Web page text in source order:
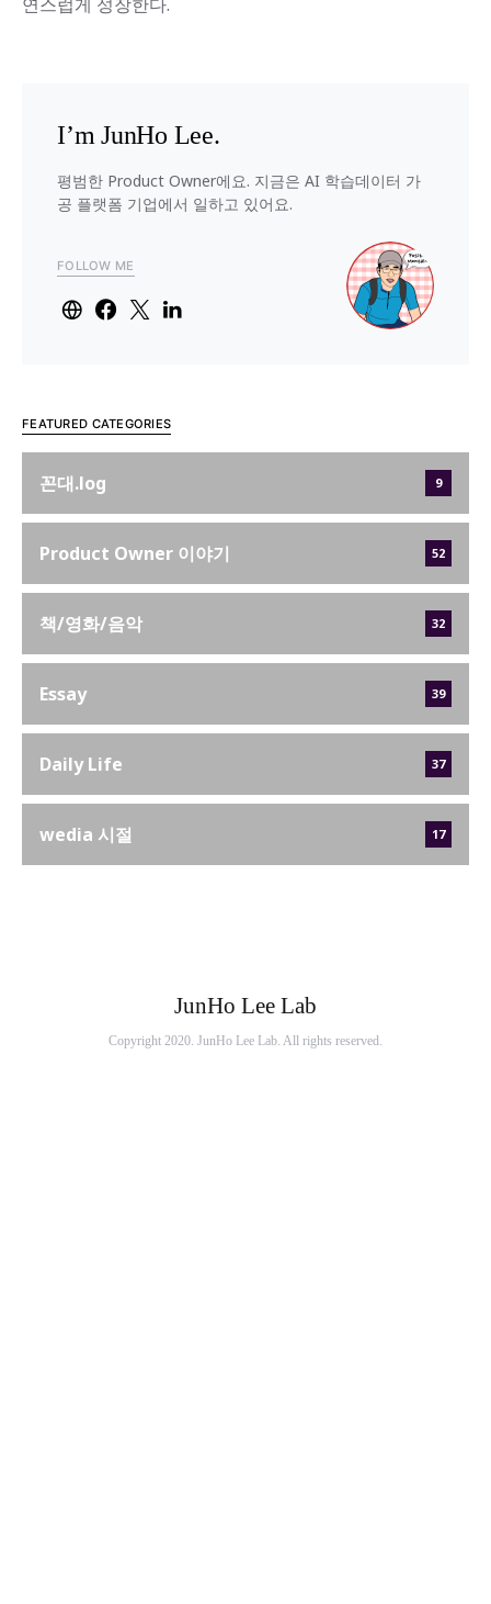
I’m JunHo Lee.
평범한 Product Owner에요. 지금은 AI 학습데이터 가
공 플랫폼 기업에서 일하고 있어요.
FOLLOW ME
FEATURED CATEGORIES
꼰대.log 9
Product Owner 이야기 52
책/영화/음악 32
Essay 39
Daily Life 37
wedia 시절 17
JunHo Lee Lab
Copyright 2020. JunHo Lee Lab. All rights reserved.